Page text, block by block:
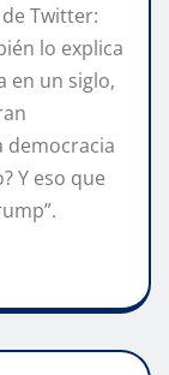
Twitter:
lo explica
en un siglo,
democracia
Y eso que